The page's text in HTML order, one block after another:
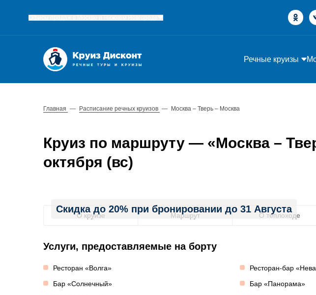
Речные круизы
Главная — Расписание речных круизов — Москва – Тверь – Москва
Круиз по маршруту — «Москва –
октября (вс)
Скидка до 20% при бронировании до 31 Августа
О круизе Маршрут О теплоходе
Услуги, предоставляемые на борту
Ресторан «Волга»
Ресторан-бар
Бар «Солнечный»
Бар «Панорама»